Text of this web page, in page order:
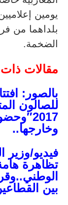
يومين
بلداهما من
الضخمة.
مقالات
للصالون
وخارجها..
تظاهرة
بين